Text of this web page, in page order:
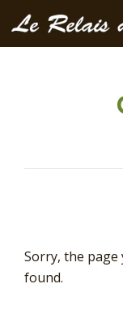
Sorry, the
found.